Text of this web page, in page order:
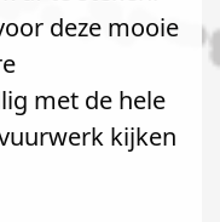
deze mooie
met de hele
kijken